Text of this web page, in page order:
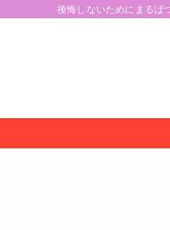
後悔しないためにまるば